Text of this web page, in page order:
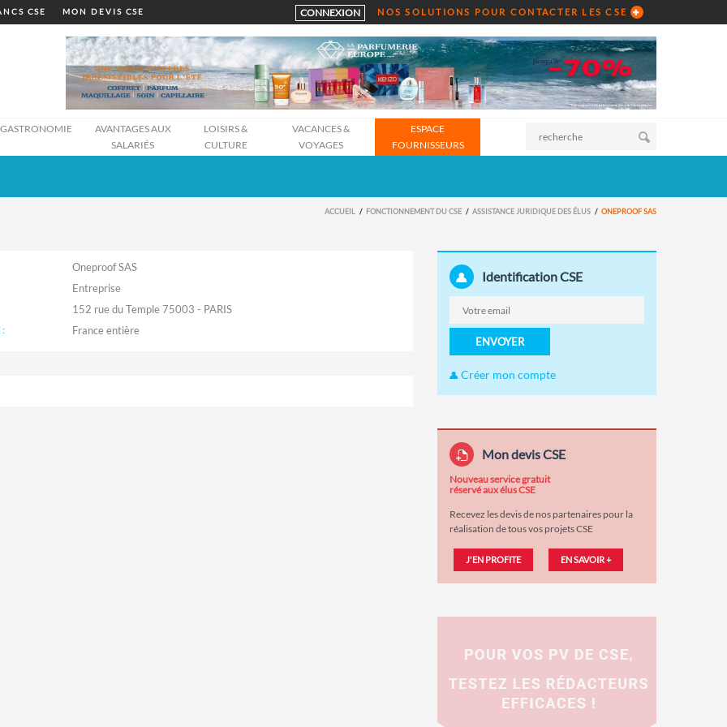
CSE MON DEVIS CSE CONNEXION NOS SOLUTIONS POUR CONTACTER LES CSE
GASTRONOMIE
AVANTAGES AUX
SALARIÉS
LOISIRS &
CULTURE
VACANCES &
VOYAGES
ESPACE
FOURNISSEURS
ACCUEIL FONCTIONNEMENT DU CSE ASSISTANCE JURIDIQUE DES ÉLUS ONEPROOF SAS
Oneproof SAS
Entreprise
152 rue du Temple 75003 - PARIS
:
Identification CSE
ENVOYER
Créer mon compte
Mon devis CSE
Nouveau service gratuit
réservé aux élus CSE
Recevez les devis de nos partenaires pour la
réalisation de tous vos projets CSE
J'EN PROFITE EN SAVOIR +